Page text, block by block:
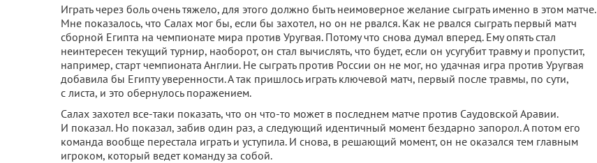
Играть через боль очень тяжело, для этого должно быть неимоверное желание сыграть именно в этом матче.
Мне показалось, что Салах мог бы, если бы захотел, но он не рвался. Как не рвался сыграть первый матч
сборной Египта на чемпионате мира против Уругвая. Потому что снова думал вперед. Ему опять стал
неинтересен текущий турнир, наоборот, он стал вычислять, что будет, если он усугубит травму и пропустит,
например, старт чемпионата Англии. Не сыграть против России он не мог, но удачная игра против Уругвая
добавила бы Египту уверенности. А так пришлось играть ключевой матч, первый после травмы, по сути,
с листа, и это обернулось поражением.
Салах захотел все-таки показать, что он что-то может в последнем матче против Саудовской Аравии.
И показал. Но показал, забив один раз, а следующий идентичный момент бездарно запорол. А потом его
команда вообще перестала играть и уступила. И снова, в решающий момент, он не оказался тем главным
игроком, который ведет команду за собой.